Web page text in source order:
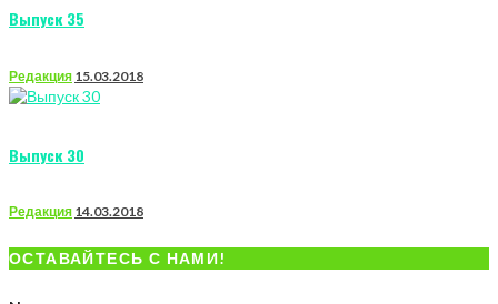
Выпуск 35
Редакция 15.03.2018
Выпуск 30
Редакция 14.03.2018
ОСТАВАЙТЕСЬ С НАМИ!